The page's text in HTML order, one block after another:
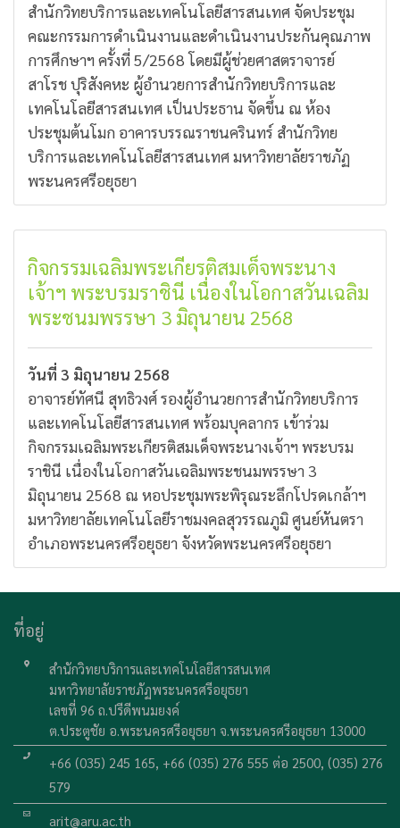
สำนักวิทยบริการและเทคโนโลยีสารสนเทศ จัดประชุม
คณะกรรมการดำเนินงานและดำเนินงานประกันคุณภาพ
การศึกษาฯ ครั้งที่ 5/2568 โดยมีผู้ช่วยศาสตราจารย์
สาโรช ปุริสังคหะ ผู้อำนวยการสำนักวิทยบริการและ
เทคโนโลยีสารสนเทศ เป็นประธาน จัดขึ้น ณ ห้อง
ประชุมต้นโมก อาคารบรรณราชนครินทร์ สำนักวิทย
บริการและเทคโนโลยีสารสนเทศ มหาวิทยาลัยราชภัฏ
พระนครศรีอยุธยา
กิจกรรมเฉลิมพระเกียรติสมเด็จพระนาง
เจ้าฯ พระบรมราชินี เนื่องในโอกาสวันเฉลิม
พระชนมพรรษา 3 มิถุนายน 2568
วันที่ 3 มิถุนายน 2568
อาจารย์ทัศนี สุทธิวงศ์ รองผู้อำนวยการสำนักวิทยบริการ
และเทคโนโลยีสารสนเทศ พร้อมบุคลากร เข้าร่วม
กิจกรรมเฉลิมพระเกียรติสมเด็จพระนางเจ้าฯ พระบรม
ราชินี เนื่องในโอกาสวันเฉลิมพระชนมพรรษา 3
มิถุนายน 2568 ณ หอประชุมพระพิรุณระลึกโปรดเกล้าฯ
มหาวิทยาลัยเทคโนโลยีราชมงคลสุวรรณภูมิ ศูนย์หันตรา
อำเภอพระนครศรีอยุธยา จังหวัดพระนครศรีอยุธยา
ที่อยู่
สำนักวิทยบริการและเทคโนโลยีสารสนเทศ
มหาวิทยาลัยราชภัฏพระนครศรีอยุธยา
เลขที่ 96 ถ.ปรีดีพนมยงค์
ต.ประตูชัย อ.พระนครศรีอยุธยา จ.พระนครศรีอยุธยา 13000
+66 (035) 245 165, +66 (035) 276 555 ต่อ 2500, (035) 276
579
arit@aru.ac.th